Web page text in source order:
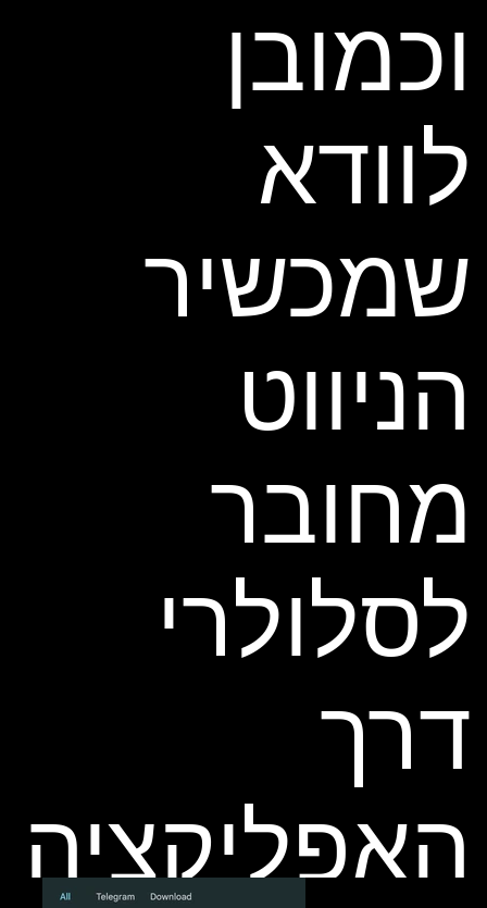
וכמובן
לוודא
שמכשיר
הניווט
מחובר
לסלולרי
דרך
האפליקציה